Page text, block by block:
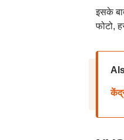
इसके
फोटो,